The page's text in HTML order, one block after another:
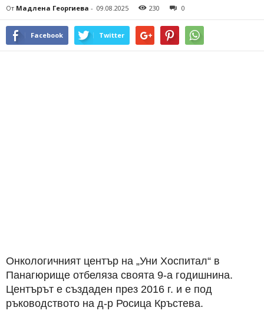
От Мадлена Георгиева - 09.08.2025 230 0
Facebook Twitter
Онкологичният център на „Уни Хоспитал“ в
Панагюрище отбеляза своята 9-а годишнина.
Центърът е създаден през 2016 г. и е под
ръководството на д-р Росица Кръстева.